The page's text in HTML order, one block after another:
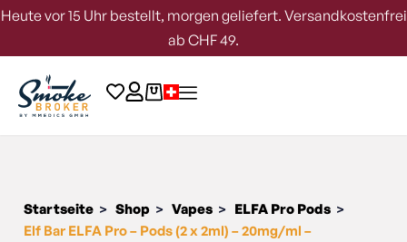
Heute vor 15 Uhr bestellt, morgen geliefert. Versandkostenfrei
ab CHF 49.
Startseite > Shop > Vapes > ELFA Pro Pods >
Elf Bar ELFA Pro – Pods (2 x 2ml) – 20mg/ml –